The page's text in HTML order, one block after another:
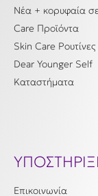
Νέα + κορυφαία
Care Προϊόντα
Skin Care Ρουτίνες
Dear Younger Self
Καταστήματα
Επικοινωνία